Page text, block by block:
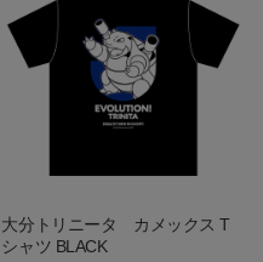
大分トリニータ カメックス T
シャツ BLACK